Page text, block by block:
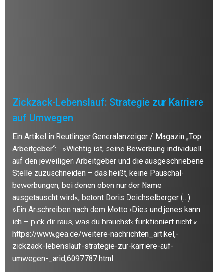
Zickzack-Lebenslauf: Strategie zur Karriere
auf Umwegen
Ein Artikel in Reutlinger Generalanzeiger / Magazin „Top
Arbeitgeber“: »Wichtig ist, seine Bewerbung individuell
auf den jeweiligen Arbeitgeber und die ausgeschriebene
Stelle zuzuschneiden – das heißt, keine Pauschal-
bewerbungen, bei denen oben nur der Name
ausgetauscht wird«, betont Doris Deichselberger (…)
»Ein Anschreiben nach dem Motto ›Dies und jenes kann
ich – pick dir raus, was du brauchst‹ funktioniert nicht.«
https://www.gea.de/weitere-nachrichten_artikel,-
zickzack-lebenslauf-strategie-zur-karriere-auf-
umwegen-_arid,6097787.html